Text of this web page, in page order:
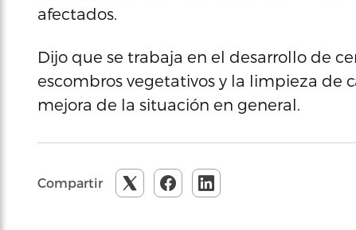
afectados.
Dijo que se trabaja en el desarrollo de
escombros vegetativos y la limpieza de
mejora de la situación en general.
Compartir